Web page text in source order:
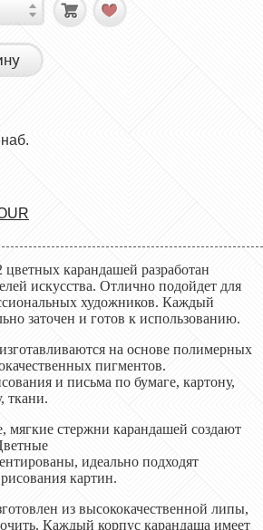
наб.
цветных карандашей разработан
искусства. Отлично подойдет для
художников. Каждый
заточен и готов к использованию.
изготавливаются на основе полимерных
пигментов.
и письма по бумаге, картону,
ткани.
мягкие стержни карандашей создают
ветные
идеально подходят
картин.
из высококачественной липы,
Каждый корпус карандаша имеет